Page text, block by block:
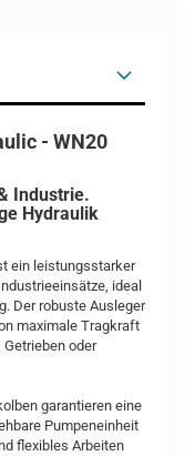
- WN20
Industrie.
Hydraulik
ein leistungsstarker
ideal
Der robuste Ausleger
maximale Tragkraft
oder
garantieren eine
Pumpeneinheit
flexibles Arbeiten